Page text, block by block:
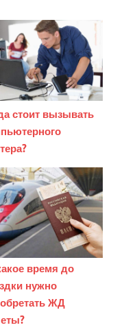
стоит вызывать
время до
нужно
ЖД